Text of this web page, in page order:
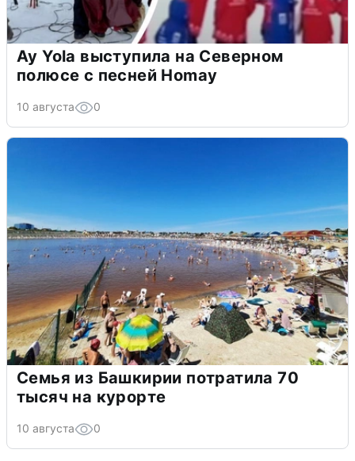
Ay Yola выступила на Северном
полюсе с песней Homay
10 августа 0
Семья из Башкирии потратила 70
тысяч на курорте
10 августа 0